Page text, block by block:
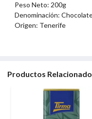
Peso Neto: 200g
Denominación:
Origen: Tenerife
Productos